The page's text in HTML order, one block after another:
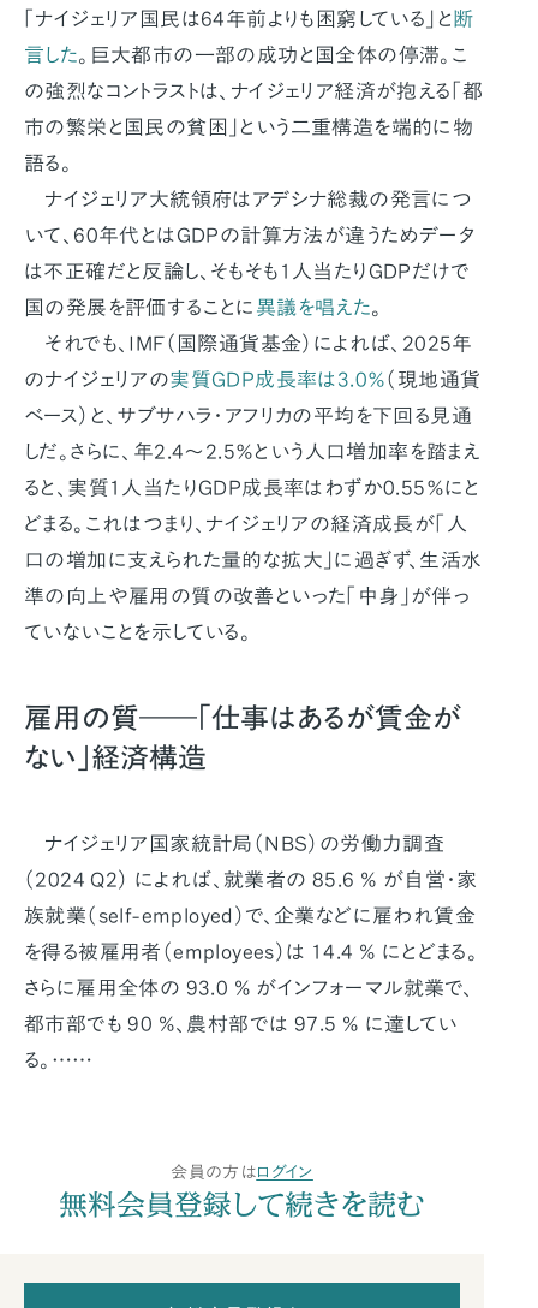
「ナイジェリア国民は64年前よりも困窮している」と 断
言した。巨大都市の一部の成功と国全体の停滞。こ
の強烈なコントラストは、ナイジェリア経済が抱える「都
市の繁栄と国民の貧困」という二重構造を端的に物
語る。
ナイジェリア大統領府はアデシナ総裁の発言につ
いて、60年代とはGDPの計算方法が違うためデータ
は不正確だと反論し、そもそも1人当たりGDPだけで
国の発展を評価することに 異議を唱えた。
それでも、IMF（国際通貨基金）によれば、2025年
のナイジェリアの実質GDP成長率は3.0％（現地通貨
ベース）と、サブサハラ・アフリカの平均を下回る見通
しだ。さらに、年2.4〜2.5％という人口増加率を踏まえ
ると、実質1人当たりGDP成長率はわずか0.55％にと
どまる。これはつまり、ナイジェリアの経済成長が「人
口の増加に支えられた量的な拡大」に過ぎず、生活水
準の向上や雇用の質の改善といった「中身」が伴っ
ていないことを示している。
雇用の質――「仕事はあるが賃金が
ない」経済構造
ナイジェリア国家統計局（NBS）の労働力調査
（2024 Q2） によれば、就業者の 85.6 % が自営・家
族就業（self-employed）で、企業などに雇われ賃金
を得る被雇用者（employees）は 14.4 % にとどまる。
さらに雇用全体の 93.0 % がインフォーマル就業で、
都市部でも 90 %、農村部では 97.5 % に達してい
る。……
会員の方はログイン
無料会員登録して続きを読む